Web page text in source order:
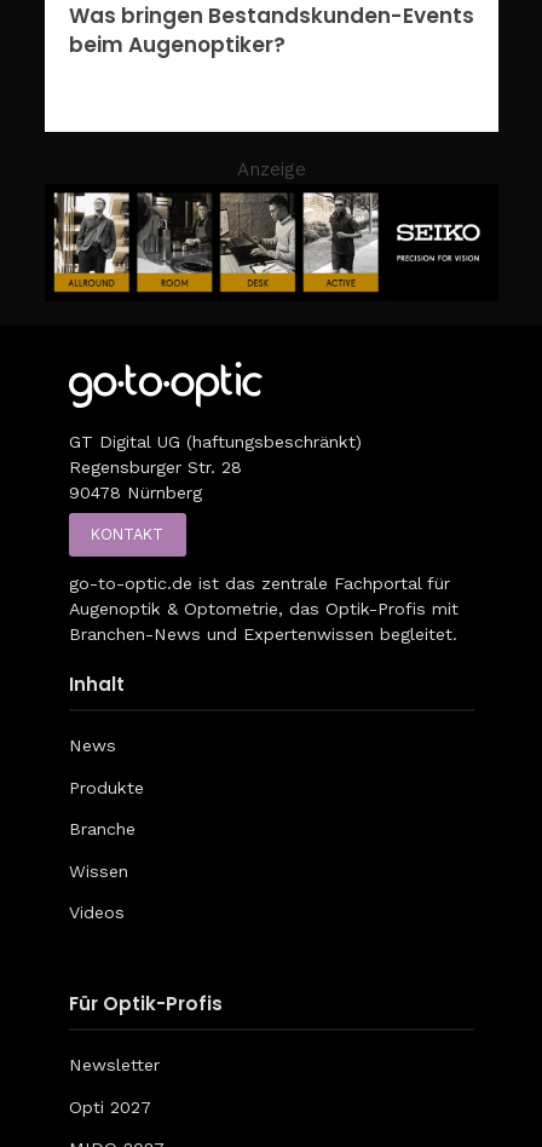
Was bringen Bestandskunden-Events
beim Augenoptiker?
Anzeige
GT Digital UG (haftungsbeschränkt)
Regensburger Str. 28
90478 Nürnberg
KONTAKT
go-to-optic.de ist das zentrale Fachportal für
Augenoptik & Optometrie, das Optik-Profis mit
Branchen-News und Expertenwissen begleitet.
Inhalt
News
Produkte
Branche
Wissen
Videos
Für Optik-Profis
Newsletter
Opti 2027